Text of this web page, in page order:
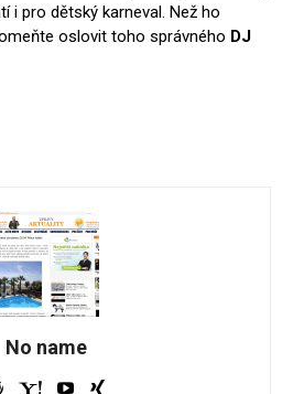
i pro dětský karneval. Než ho
oslovit toho správného DJ
No name